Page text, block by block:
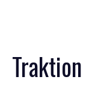
Traktion